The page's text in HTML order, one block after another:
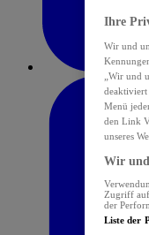
Ihre
Wir und
„Wir und
deaktiviert
Menü
den Link
unseres
Wir und
Zugriff auf
der
Liste der